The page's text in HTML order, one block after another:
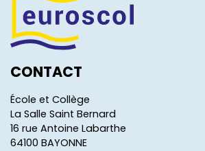
CONTACT
École et Collège
La Salle Saint Bernard
16 rue Antoine Labarthe
64100 BAYONNE